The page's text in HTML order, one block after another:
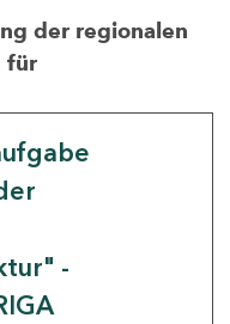
der regionalen
für
-